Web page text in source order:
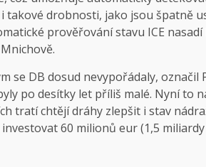
takové drobnosti, jako jsou špatně
prověřování stavu ICE
se DB dosud nevypořádaly,
po desítky let příliš malé. Nyní to
tratí chtějí dráhy zlepšit i stav
60 milionů eur (1,5